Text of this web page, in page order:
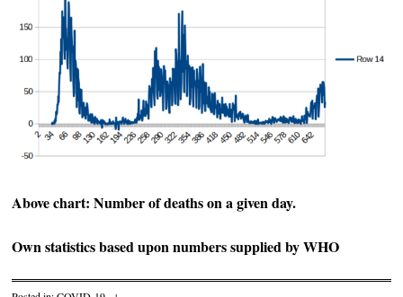
Above chart: Number of deaths on a given day.
Own statistics based upon numbers supplied by WHO